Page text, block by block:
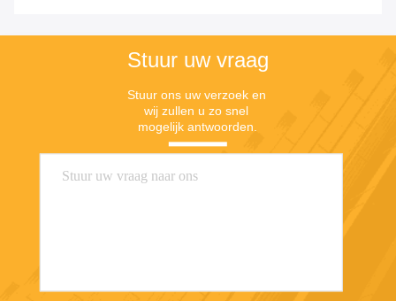
Stuur uw vraag
Stuur ons uw verzoek en
wij zullen u zo snel
mogelijk antwoorden.